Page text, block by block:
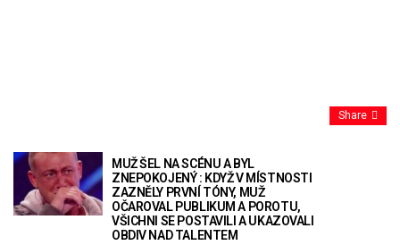
Share
MUŽ ŠEL NA SCÉNU A BYL
ZNEPOKOJENÝ : KDYŽ V MÍSTNOSTI
ZAZNĚLY PRVNÍ TÓNY, MUŽ
OČAROVAL PUBLIKUM A POROTU,
VŠICHNI SE POSTAVILI A UKAZOVALI
OBDIV NAD TALENTEM